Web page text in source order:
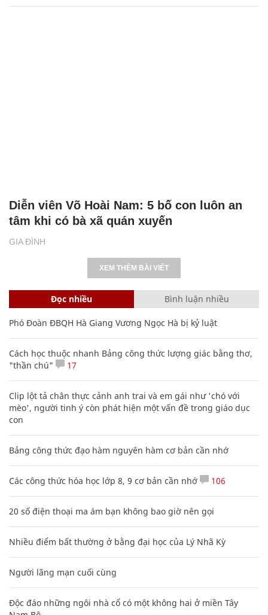
GIA ĐÌNH
Diễn viên Võ Hoài Nam: 5 bố con luôn an
tâm khi có bà xã quán xuyến
XEM THÊM BÀI VIẾT
Đọc nhiều Bình luận nhiều
Phó Đoàn ĐBQH Hà Giang Vương Ngọc Hà bị kỷ luật
Cách học thuộc nhanh Bảng công thức lượng giác bằng thơ,
"thần chú"
17
Clip lột tả chân thực cảnh anh trai và em gái như 'chó với
mèo', người tinh ý còn phát hiện một vấn đề trong giáo dục
con
Bảng công thức đạo hàm nguyên hàm cơ bản cần nhớ
Các công thức hóa học lớp 8, 9 cơ bản cần nhớ 106
20 số điện thoại ma ám bạn không bao giờ nên gọi
Nhiều điểm bất thường ở bằng đại học của Lý Nhã Kỳ
Người lãng mạn cuối cùng
Độc đáo những ngôi nhà cổ có một không hai ở miền Tây